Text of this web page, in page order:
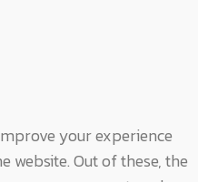
your experience
website. Out of these, the